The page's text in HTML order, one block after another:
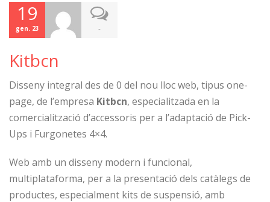
19
gen. 23 -
Kitbcn
Disseny integral des de 0 del nou lloc web, tipus one-
page, de l’empresa Kitbcn, especialitzada en la
comercialització d’accessoris per a l’adaptació de Pick-
Ups i Furgonetes 4×4.
Web amb un disseny modern i funcional,
multiplataforma, per a la presentació dels catàlegs de
productes, especialment kits de suspensió, amb